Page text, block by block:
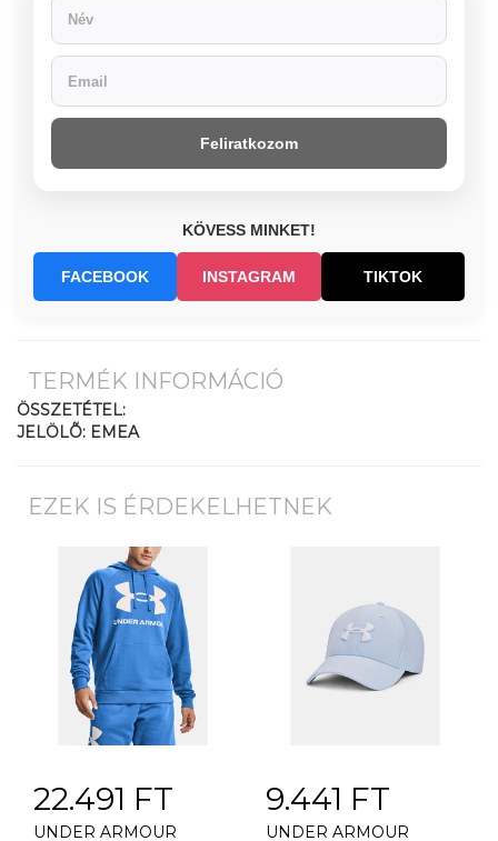
Feliratkozom
KÖVESS MINKET!
FACEBOOK INSTAGRAM TIKTOK
TERMÉK INFORMÁCIÓ
ÖSSZETÉTEL:
JELÖLÕ: EMEA
EZEK IS ÉRDEKELHETNEK
22.491 FT
UNDER ARMOUR
9.441 FT
UNDER ARMOUR